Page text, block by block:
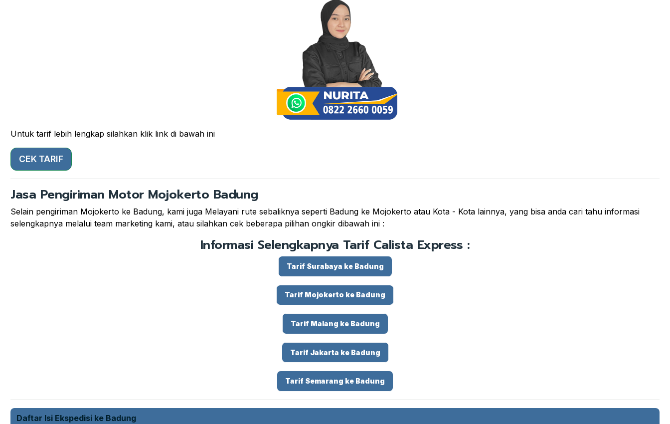
Untuk tarif lebih lengkap silahkan klik link di bawah ini
CEK TARIF
Jasa Pengiriman Motor Mojokerto Badung
Selain pengiriman Mojokerto ke Badung, kami juga Melayani rute sebaliknya seperti Badung ke Mojokerto atau Kota - Kota lainnya, yang bisa anda cari tahu informasi
selengkapnya melalui team marketing kami, atau silahkan cek beberapa pilihan ongkir dibawah ini :
Informasi Selengkapnya Tarif Calista Express :
Tarif Surabaya ke Badung
Tarif Mojokerto ke Badung
Tarif Malang ke Badung
Tarif Jakarta ke Badung
Tarif Semarang ke Badung
Daftar Isi Ekspedisi ke Badung